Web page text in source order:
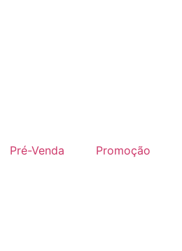
Pré-Venda Promoção